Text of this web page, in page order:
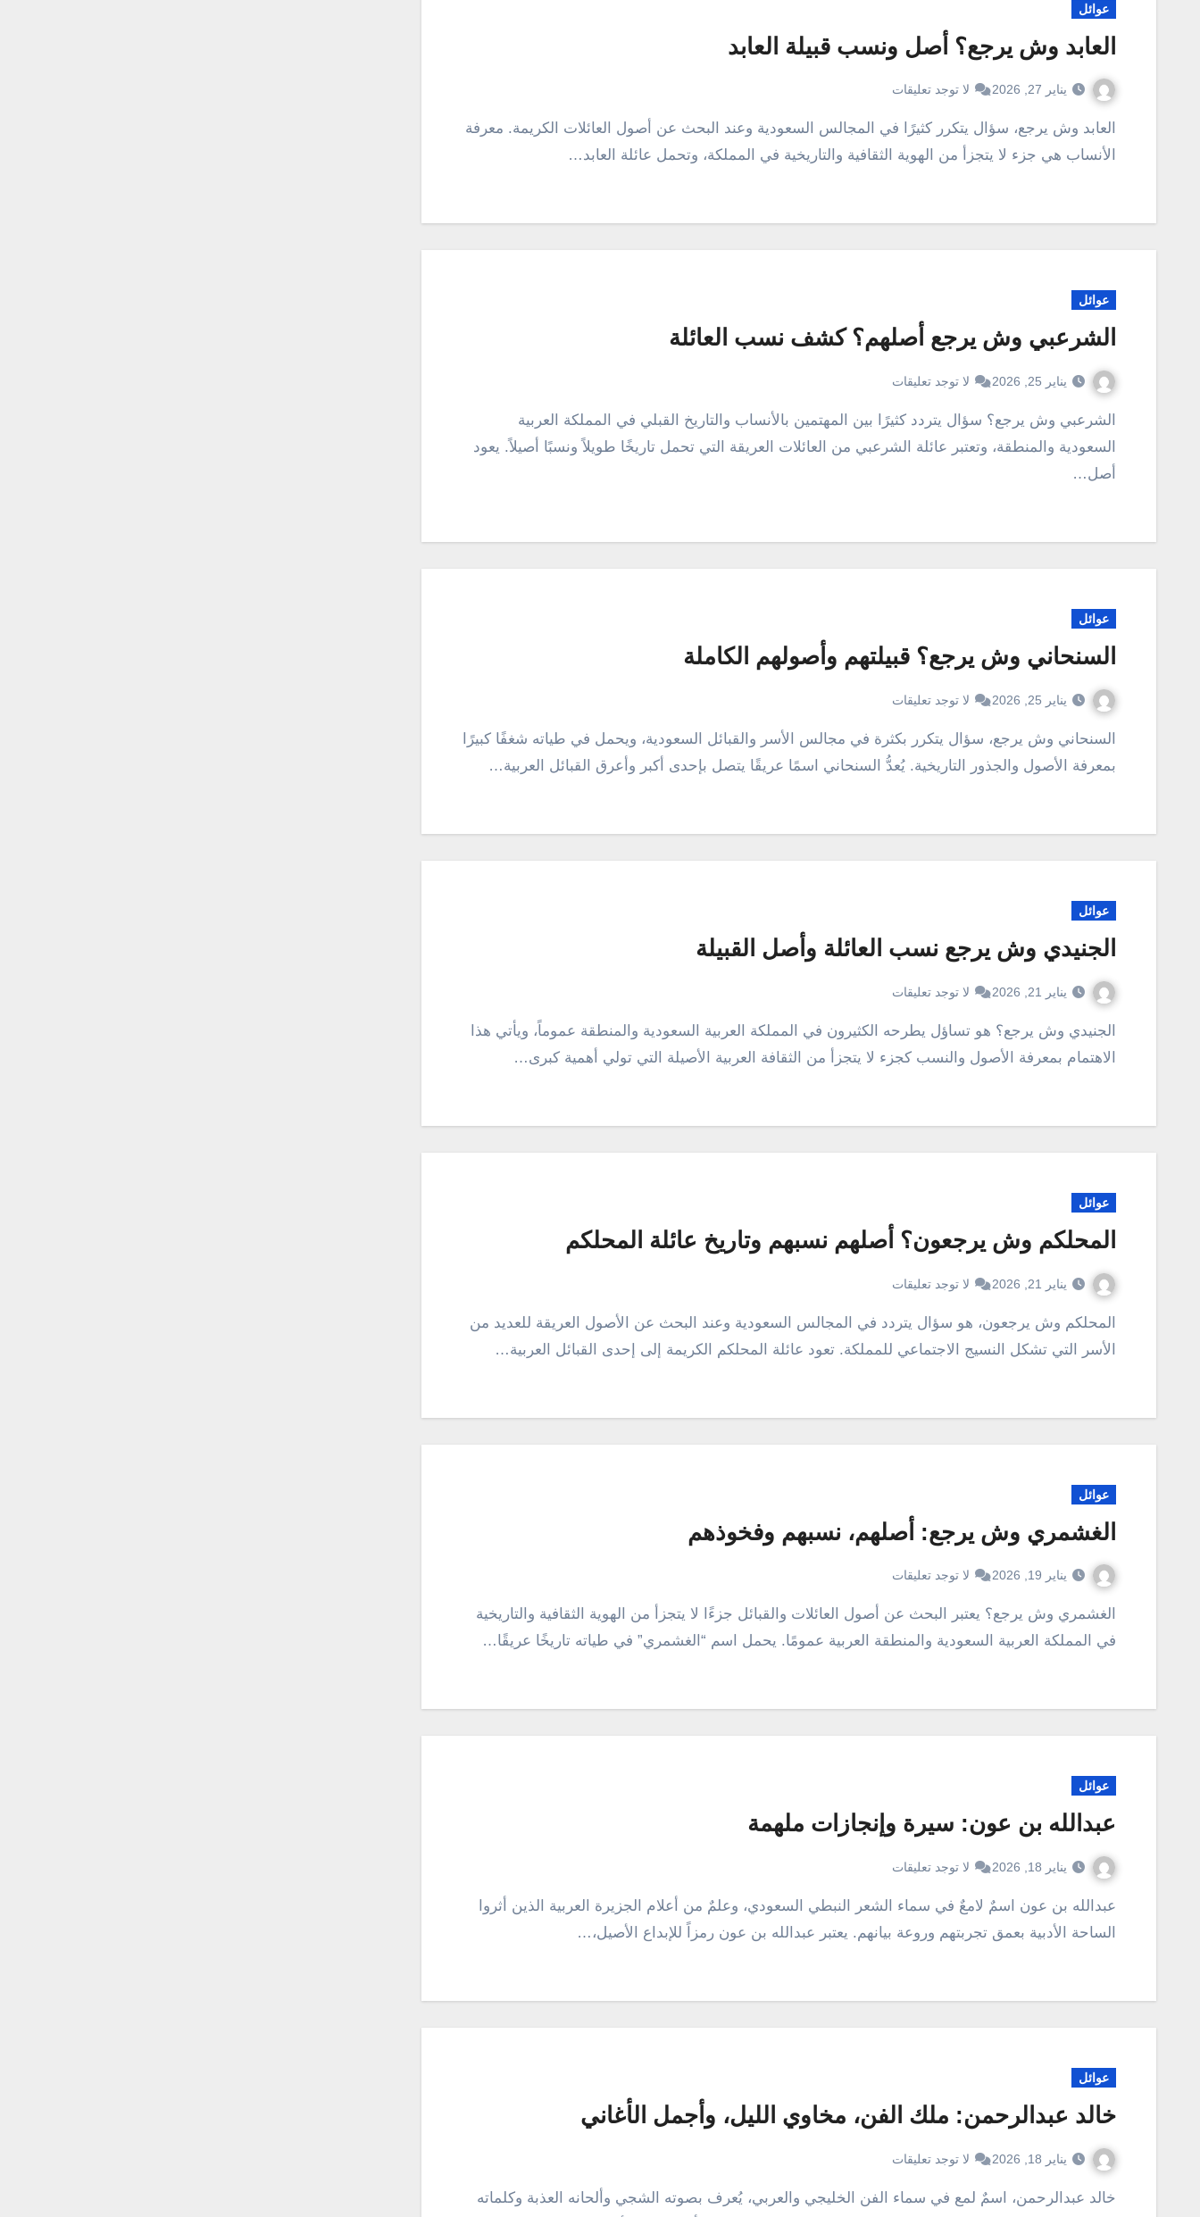
عوائل
العابد وش يرجع؟ أصل ونسب قبيلة العابد
يناير 27, 2026 لا توجد تعليقات
الأنساب هي جزء لا يتجزأ من الهوية الثقافية والتاريخية في المملكة، وتحمل عائلة العابد…
عوائل
الشرعبي وش يرجع أصلهم؟ كشف نسب العائلة
يناير 25, 2026 لا توجد تعليقات
السعودية والمنطقة، وتعتبر عائلة الشرعبي من العائلات العريقة التي تحمل تاريخًا طويلاً ونسبًا أصيلاً. يعود
أصل…
عوائل
السنحاني وش يرجع؟ قبيلتهم وأصولهم الكاملة
يناير 25, 2026 لا توجد تعليقات
بمعرفة الأصول والجذور التاريخية. يُعدُّ السنحاني اسمًا عريقًا يتصل بإحدى أكبر وأعرق القبائل العربية…
عوائل
الجنيدي وش يرجع نسب العائلة وأصل القبيلة
يناير 21, 2026 لا توجد تعليقات
الاهتمام بمعرفة الأصول والنسب كجزء لا يتجزأ من الثقافة العربية الأصيلة التي تولي أهمية كبرى…
عوائل
المحلكم وش يرجعون؟ أصلهم نسبهم وتاريخ عائلة المحلكم
يناير 21, 2026 لا توجد تعليقات
الأسر التي تشكل النسيج الاجتماعي للمملكة. تعود عائلة المحلكم الكريمة إلى إحدى القبائل العربية…
عوائل
الغشمري وش يرجع: أصلهم، نسبهم وفخوذهم
يناير 19, 2026 لا توجد تعليقات
في المملكة العربية السعودية والمنطقة العربية عمومًا. يحمل اسم “الغشمري” في طياته تاريخًا عريقًا…
عوائل
عبدالله بن عون: سيرة وإنجازات ملهمة
يناير 18, 2026 لا توجد تعليقات
عبدالله بن عون اسمٌ لامعٌ في سماء الشعر النبطي السعودي، وعلمٌ من أعلام الجزيرة العربية الذين أثروا
الساحة الأدبية بعمق تجربتهم وروعة بيانهم. يعتبر عبدالله بن عون رمزاً للإبداع الأصيل،…
عوائل
خالد عبدالرحمن: ملك الفن، مخاوي الليل، وأجمل الأغاني
يناير 18, 2026 لا توجد تعليقات
خالد عبدالرحمن، اسمٌ لمع في سماء الفن الخليجي والعربي، يُعرف بصوته الشجي وألحانه العذبة وكلماته